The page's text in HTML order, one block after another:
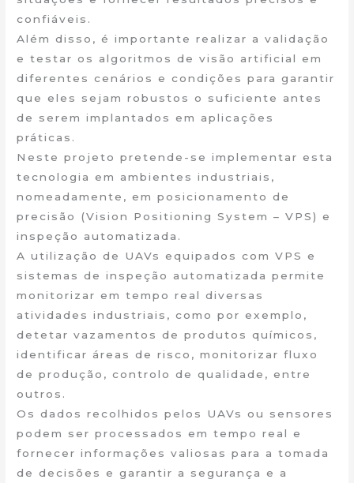
confiáveis.
Além disso, é importante realizar a validação
e testar os algoritmos de visão artificial em
diferentes cenários e condições para garantir
que eles sejam robustos o suficiente antes
de serem implantados em aplicações
práticas.
Neste projeto pretende-se implementar esta
tecnologia em ambientes industriais,
nomeadamente, em posicionamento de
precisão (Vision Positioning System – VPS) e
inspeção automatizada.
A utilização de UAVs equipados com VPS e
sistemas de inspeção automatizada permite
monitorizar em tempo real diversas
atividades industriais, como por exemplo,
detetar vazamentos de produtos químicos,
identificar áreas de risco, monitorizar fluxo
de produção, controlo de qualidade, entre
outros.
Os dados recolhidos pelos UAVs ou sensores
podem ser processados em tempo real e
fornecer informações valiosas para a tomada
de decisões e garantir a segurança e a